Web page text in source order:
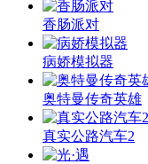
香肠派对
病娇模拟器
奥特曼传奇英雄
真实公路汽车2